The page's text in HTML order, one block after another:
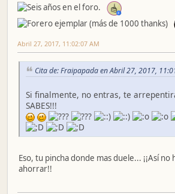
Abril 27, 2017, 11:02:07 AM
Cita de: Fraipapada en Abril 27, 2017,
Si finalmente, no entras, te
SABES!!!
Eso, tu pincha donde mas duele... ¡¡Así
ahorrar!!